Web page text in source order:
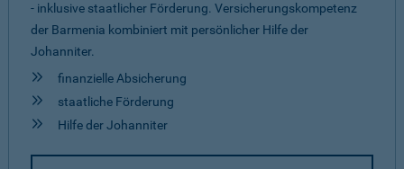
- inklusive staatlicher Förderung. Versicherungskompetenz
der Barmenia kombiniert mit persönlicher Hilfe der
Johanniter.
finanzielle Absicherung
staatliche Förderung
Hilfe der Johanniter